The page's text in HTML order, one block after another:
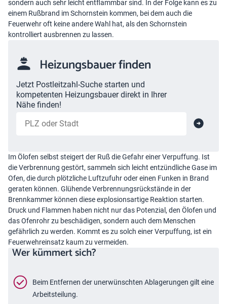
sondern auch sehr leicht entflammbar sind. In der Folge kann es zu
einem Rußbrand im Schornstein kommen, bei dem auch die
Feuerwehr oft keine andere Wahl hat, als den Schornstein
kontrolliert ausbrennen zu lassen.
Heizungsbauer finden
Jetzt Postleitzahl-Suche starten und
kompetenten Heizungsbauer direkt in Ihrer
Nähe finden!
Im Ölofen selbst steigert der Ruß die Gefahr einer Verpuffung. Ist
die Verbrennung gestört, sammeln sich leicht entzündliche Gase im
Ofen, die durch plötzliche Luftzufuhr oder einen Funken in Brand
geraten können. Glühende Verbrennungsrückstände in der
Brennkammer können diese explosionsartige Reaktion starten.
Druck und Flammen haben nicht nur das Potenzial, den Ölofen und
das Ofenrohr zu beschädigen, sondern auch dem Menschen
gefährlich zu werden. Kommt es zu solch einer Verpuffung, ist ein
Feuerwehreinsatz kaum zu vermeiden.
Wer kümmert sich?
Beim Entfernen der unerwünschten Ablagerungen gilt eine
Arbeitsteilung.